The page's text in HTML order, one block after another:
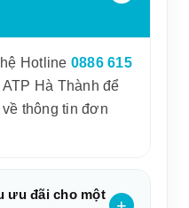
Hotline 0886 615
Hà Thành để
thông tin đơn
ưu đãi cho một